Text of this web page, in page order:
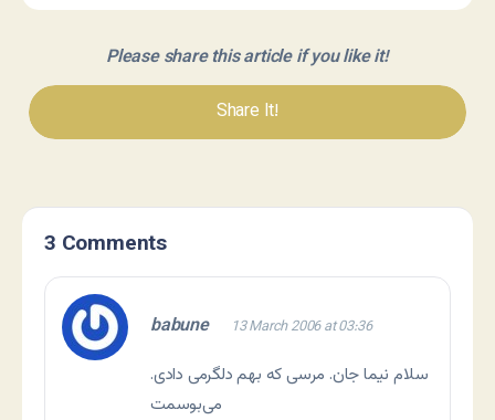
Please share this article if you like it!
Share It!
3 Comments
babune 13 March 2006 at 03:36
سلام نیما جان. مرسی که بهم دلگرمی دادی.
می‌بوسمت